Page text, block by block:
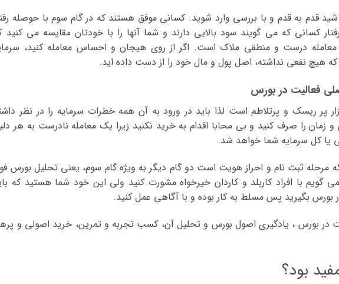
قدم به قدم و با بررسی وارد شوید. کسانی موفق هستند که در گام سوم با حوصله
کسانی که می گویند سود بالایی دارند و شما آنها را با خودتان مقایسه می کنید
معامله درست و منطقی ملاک است. اگر از روی هیجان و احساس معامله کنید،
هیچ نفعی نداشته، اصل پول و مال خود را از دست داده اید.
فعالیت در بورس
پر ریسک و پرتلاطم است لذا باید در ورود به آن همه خطرات سرمایه را در نظر
و زمان را صرف کنید و بی محابا اقدام به خرید نکنید زیرا یک معامله نادرست به هر
کل سرمایه شما خواهد شد.
مرحله ثبت نام و احراز هویت است دو گام دیگر به ویژه گام سوم، یعنی تحلیل بورس
گویم با افراد کاربلد و کاردان خیرخواه مشورت کنید ولی این خود شما هستید که
بورس بگیرید پس مسلط به کار بوده و با آگاهی عمل کنید.
در بورس ، یادگیری اصول بورس و تحلیل آن، کسب تجربه و تمرین، خرید اصولی و
بود؟